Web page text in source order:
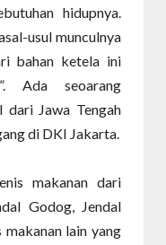
hidupnya.
usul munculnya
bahan ketela ini
Ada seoarang
dari Jawa Tengah
di DKI Jakarta.
makanan dari
Godog, Jendal
lain yang